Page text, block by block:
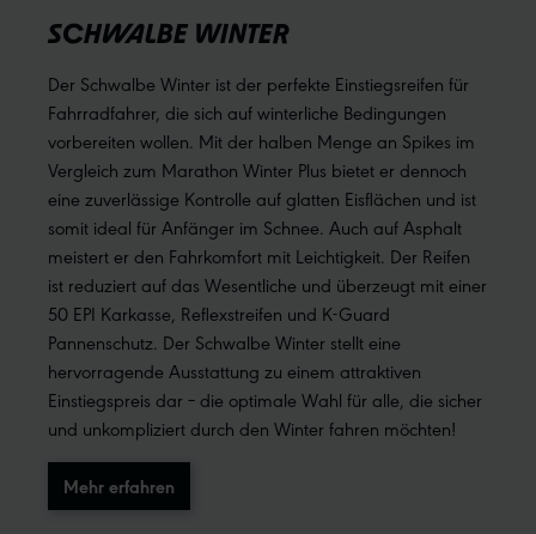
SCHWALBE WINTER
Der Schwalbe Winter ist der perfekte Einstiegsreifen für
Fahrradfahrer, die sich auf winterliche Bedingungen
vorbereiten wollen. Mit der halben Menge an Spikes im
Vergleich zum Marathon Winter Plus bietet er dennoch
eine zuverlässige Kontrolle auf glatten Eisflächen und ist
somit ideal für Anfänger im Schnee. Auch auf Asphalt
meistert er den Fahrkomfort mit Leichtigkeit. Der Reifen
ist reduziert auf das Wesentliche und überzeugt mit einer
50 EPI Karkasse, Reflexstreifen und K-Guard
Pannenschutz. Der Schwalbe Winter stellt eine
hervorragende Ausstattung zu einem attraktiven
Einstiegspreis dar – die optimale Wahl für alle, die sicher
und unkompliziert durch den Winter fahren möchten!
Mehr erfahren